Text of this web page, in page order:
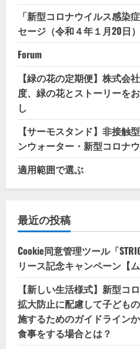
「新型コロナウイルス感染
セージ（令和４年１月20日）
Forum
【緑の花の定期便】株式会
度、緑の花とストーリーを
し
【サーモスタンド】非接触
ンウォーター・新型コロナ
適用範囲で選ぶ
最近の投稿
Cookie同意管理ツール「
リース記念キャンペーン【
【新しい生活様式】新型コ
拡大防止に配慮して子ども
施するためのガイドライン
食事をする場合とは？